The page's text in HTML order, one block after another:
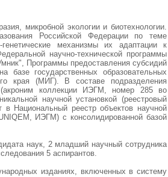
микробной экологии и биотехнологии.
Российской Федерации по теме
генетические механизмы их адаптации к
научно-технической программы
Программы предоставления субсидий
базе государственных образовательных
края (МИГ). В составе подразделения
(акроним коллекции ИЭГМ, номер 285 во
научной установкой (реестровый
Национальный реестр объектов научной
ИЭГМ) с консолидированной базой
наук, 2 младший научный сотрудника
5 аспирантов.
изданиях, включенных в систему